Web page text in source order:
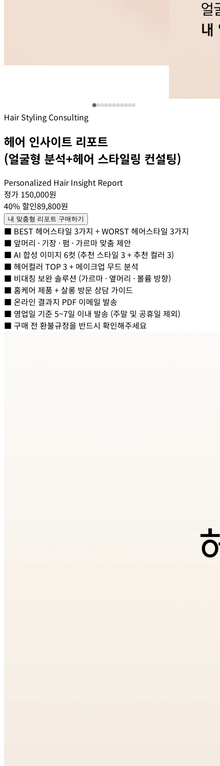
Hair Styling Consulting
헤어 인사이트 리포트
(얼굴형 분석+헤어 스타일링 컨설팅)
Personalized Hair Insight Report
정가 150,000원
40% 할인89,800원
내 맞춤형 리포트 구매하기
■ BEST 헤어스타일 3가지 + WORST 헤어스타일 3가지
■ 앞머리 · 기장 · 펌 · 가르마 맞춤 제안
■ AI 합성 이미지 6컷 (추천 스타일 3 + 추천 컬러 3)
■ 헤어컬러 TOP 3 + 메이크업 무드 분석
■ 비대칭 보완 솔루션 (가르마 · 옆머리 · 볼륨 방향)
■ 홈케어 제품 + 살롱 방문 상담 가이드
■ 온라인 결과지 PDF 이메일 발송
■ 영업일 기준 5~7일 이내 발송 (주말 및 공휴일 제외)
■ 구매 전 환불규정을 반드시 확인해주세요